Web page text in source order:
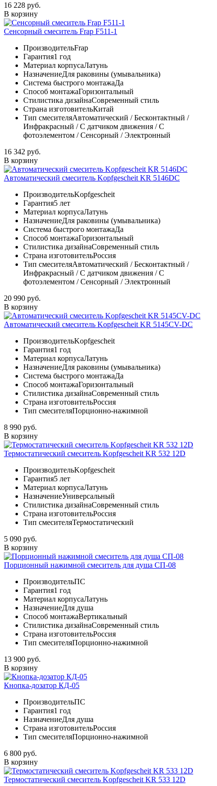
16 228 руб.
В корзину
Сенсорный смеситель Frap F511-1
ПроизводительFrap
Гарантия1 год
Материал корпусаЛатунь
НазначениеДля раковины (умывальника)
Система быстрого монтажаДа
Способ монтажаГоризонтальный
Стилистика дизайнаСовременный стиль
Страна изготовительКитай
Тип смесителяАвтоматический / Бесконтактный /
Инфракрасный / С датчиком движения / С
фотоэлементом / Сенсорный / Электронный
16 342 руб.
В корзину
Автоматический смеситель Kopfgescheit KR 5146DC
ПроизводительKopfgescheit
Гарантия5 лет
Материал корпусаЛатунь
НазначениеДля раковины (умывальника)
Система быстрого монтажаДа
Способ монтажаГоризонтальный
Стилистика дизайнаСовременный стиль
Страна изготовительРоссия
Тип смесителяАвтоматический / Бесконтактный /
Инфракрасный / С датчиком движения / С
фотоэлементом / Сенсорный / Электронный
20 990 руб.
В корзину
Автоматический смеситель Kopfgescheit KR 5145CV-DC
ПроизводительKopfgescheit
Гарантия1 год
Материал корпусаЛатунь
НазначениеДля раковины (умывальника)
Система быстрого монтажаДа
Способ монтажаГоризонтальный
Стилистика дизайнаСовременный стиль
Страна изготовительРоссия
Тип смесителяПорционно-нажимной
8 990 руб.
В корзину
Термостатический смеситель Kopfgescheit KR 532 12D
ПроизводительKopfgescheit
Гарантия5 лет
Материал корпусаЛатунь
НазначениеУниверсальный
Стилистика дизайнаСовременный стиль
Страна изготовительРоссия
Тип смесителяТермостатический
5 090 руб.
В корзину
Порционный нажимной смеситель для душа СП-08
ПроизводительПС
Гарантия1 год
Материал корпусаЛатунь
НазначениеДля душа
Способ монтажаВертикальный
Стилистика дизайнаСовременный стиль
Страна изготовительРоссия
Тип смесителяПорционно-нажимной
13 900 руб.
В корзину
Кнопка-дозатор КД-05
ПроизводительПС
Гарантия1 год
НазначениеДля душа
Страна изготовительРоссия
Тип смесителяПорционно-нажимной
6 800 руб.
В корзину
Термостатический смеситель Kopfgescheit KR 533 12D